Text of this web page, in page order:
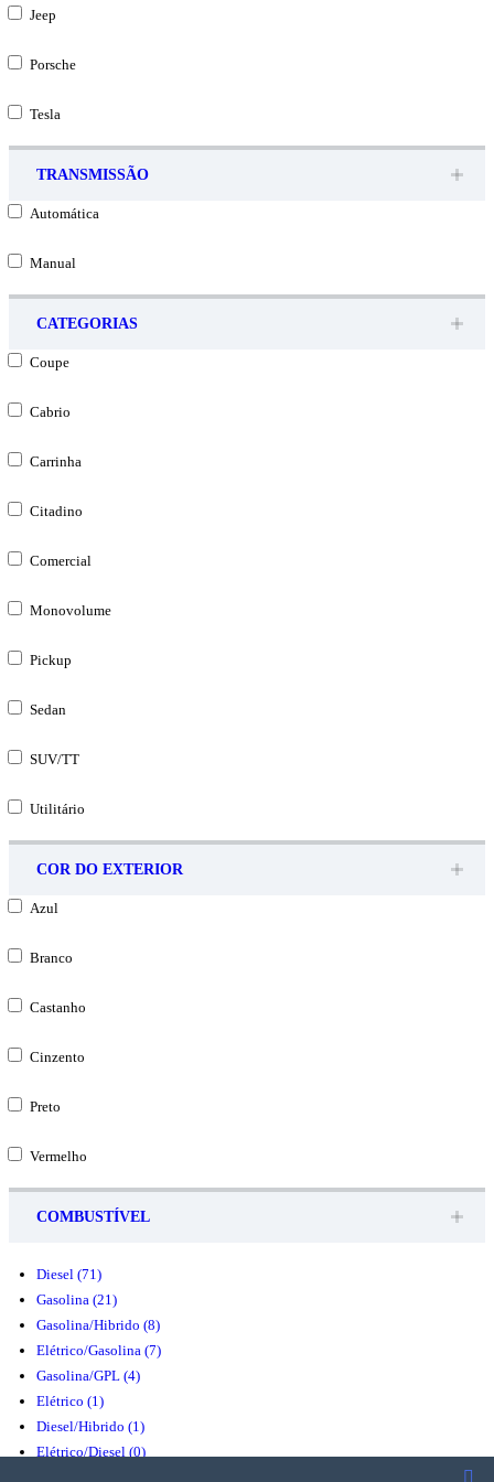
Jeep
Porsche
Tesla
TRANSMISSÃO
Automática
Manual
CATEGORIAS
Coupe
Cabrio
Carrinha
Citadino
Comercial
Monovolume
Pickup
Sedan
SUV/TT
Utilitário
COR DO EXTERIOR
Azul
Branco
Castanho
Cinzento
Preto
Vermelho
COMBUSTÍVEL
Diesel (71)
Gasolina (21)
Gasolina/Hibrido (8)
Elétrico/Gasolina (7)
Gasolina/GPL (4)
Elétrico (1)
Diesel/Hibrido (1)
Elétrico/Diesel (0)